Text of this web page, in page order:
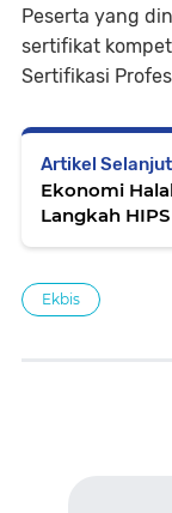
Peserta yang
sertifikat
Sertifikasi
Artikel
Ekonomi
Langkah HIPS
Ekbis